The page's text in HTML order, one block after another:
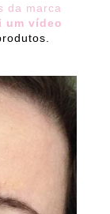
da marca
um vídeo